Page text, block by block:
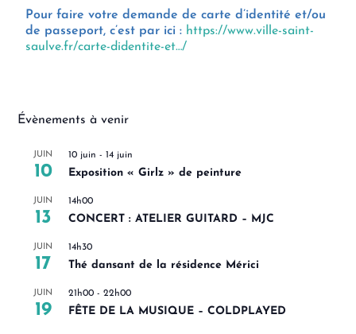
Pour faire votre demande de carte d’identité et/ou
de passeport, c’est par ici : https://www.ville-saint-
saulve.fr/carte-didentite-et…/
Évènements à venir
JUIN
10
10 juin -14 juin
Exposition « Girlz » de peinture
JUIN
13
14h00
CONCERT : ATELIER GUITARD – MJC
JUIN
17
14h30
Thé dansant de la résidence Mérici
JUIN
19
21h00 -22h00
FÊTE DE LA MUSIQUE – COLDPLAYED